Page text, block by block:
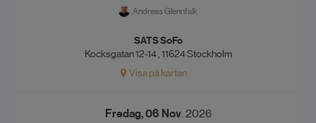
Andreas Glennfalk
SATS SoFo
Kocksgatan 12-14 , 11624 Stockholm
Visa på kartan
Fredag, 06 Nov. 2026